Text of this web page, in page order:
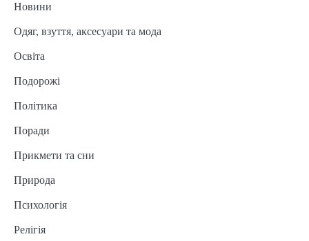
Новини
Одяг, взуття, аксесуари та мода
Освіта
Подорожі
Політика
Поради
Прикмети та сни
Природа
Психологія
Релігія